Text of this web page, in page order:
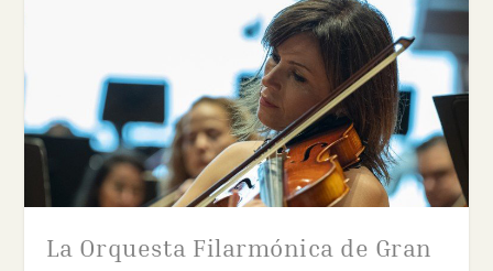
La Orquesta Filarmónica de Gran